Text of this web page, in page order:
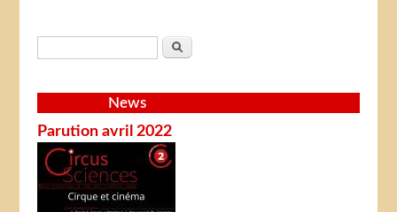
Search
News
Parution avril 2022